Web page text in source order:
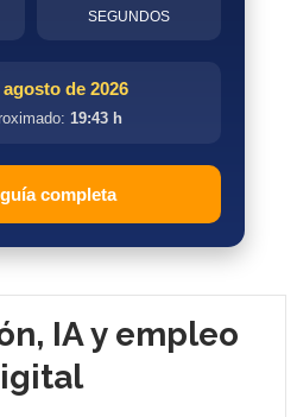
SEGUNDOS
agosto de 2026
19:43 h
completa
IA y empleo